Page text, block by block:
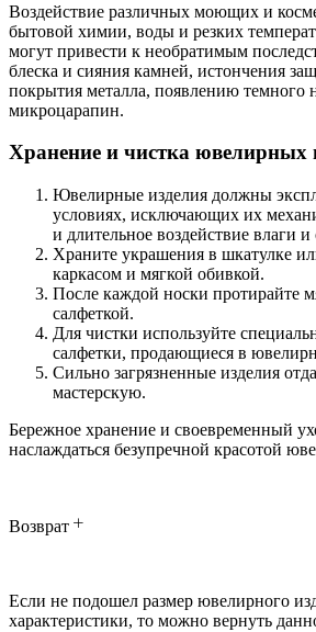
Воздействие различных моющих и
бытовой химии, воды и резких
могут привести к необратимым
блеска и сияния камней, истончения
покрытия металла, появлению темного
микроцарапин.
Хранение и чистка ювелирных
Ювелирные изделия должны
условиях, исключающих их
и длительное воздействие влаги и
Храните украшения в шкатулке
каркасом и мягкой обивкой.
После каждой носки протирайте
салфеткой.
Для чистки используйте
салфетки, продающиеся в
Сильно загрязненные изделия
мастерскую.
Бережное хранение и своевременный
наслаждаться безупречной красотой
Возврат
Если не подошел размер ювелирного
характеристики, то можно вернуть